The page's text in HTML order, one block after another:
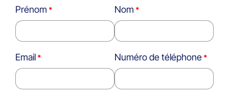
Prénom Nom
Email Numéro de téléphone